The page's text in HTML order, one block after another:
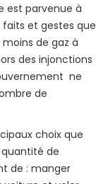
est parvenue à
et gestes que
de gaz à
des injonctions
ne
de
choix que
de
de : manger